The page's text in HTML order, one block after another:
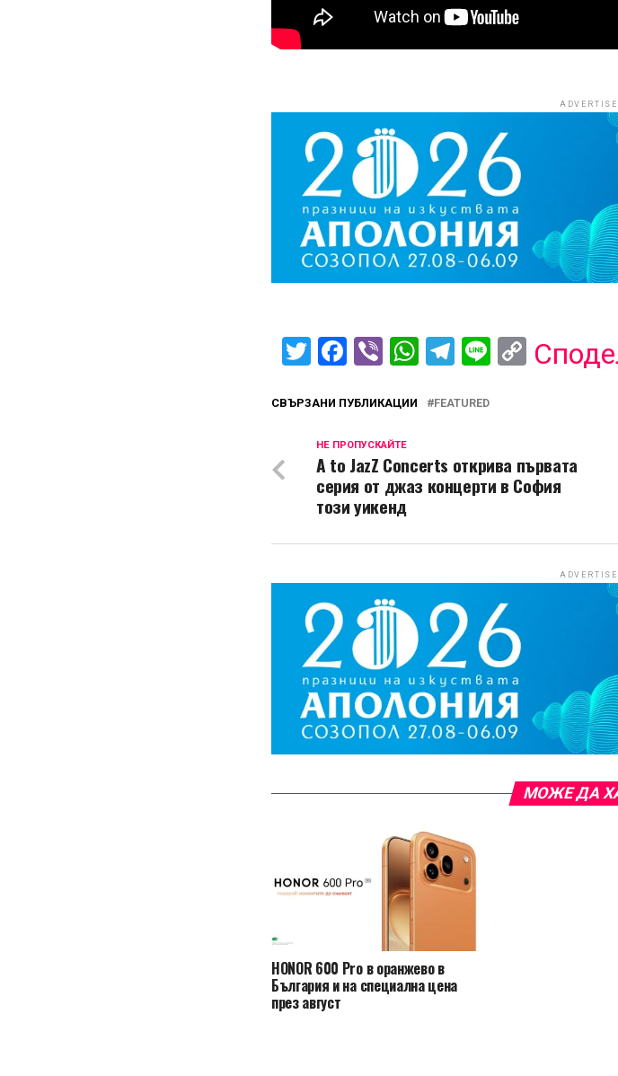
TwitterFacebook
ViberWhatsApp
Telegram
LineCopy
СВЪРЗАНИ ПУБЛИКАЦИИ FEATURED
НЕ ПРОПУСКАЙТЕ
A to JazZ Concerts открива първата
серия от джаз концерти в София
този уикенд
МОЖЕ ДА
HONOR 600 Pro в оранжево в
България и на специална цена
през август